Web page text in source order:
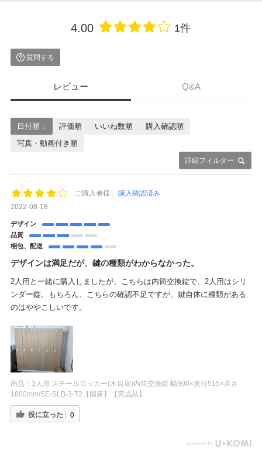
4.00 1件
質問する
レビュー Q&A
詳細フィルター
日付順 ↓ 評価順 いいね数順
購入確認順
写真・動画付き順
ご購入者様
購入確認済み
2022-08-18
デザイン
品質
梱包、配送
デザインは満足だが、鍵の種類がわからなかった。
2人用と一緒に購入しましたが、こちらは内筒交換錠で、2人用はシリ
ンダー錠。もちろん、こちらの確認不足ですが、鍵自体に種類がある
のはややこしいです。
商品： 3人用 スチールロッカー(木目扉)内筒交換錠 幅900×奥行515×高さ
1800mm/SE-SLB-3-T2【国産】【完成品】
役に立った 0